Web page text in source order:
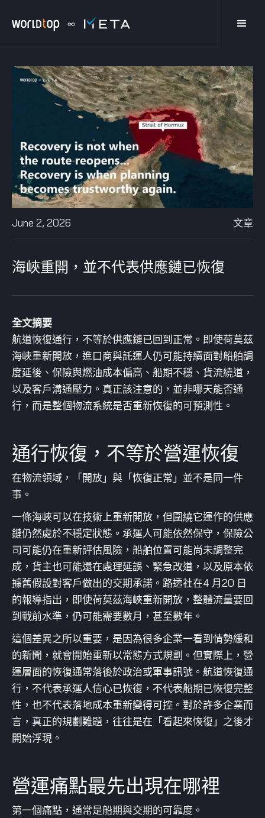
June 2, 2026 文章
海峽重開，並不代表供應鏈已恢復
全文摘要
航道恢復通行，不等於供應鏈已回到正常。即使荷莫茲
海峽重新開放，進口商與託運人仍可能持續面對船舶調
度延後、保險與燃油成本偏高、船期不穩、貨流繞道，
以及客戶溝通壓力。真正該注意的，並非哪天能否通
行，而是整個物流系統是否重新恢復的可預測性。
通行恢復，不等於營運恢復
在物流領域，「開放」與「恢復正常」並不是同一件
事。
一條海峽可以在技術上重新開放，但圍繞它運作的供應
鏈仍然處於不穩定狀態。承運人可能依然保守，保險公
司可能仍在重新評估風險，船舶位置可能尚未調整完
成，貨主也可能還在處理延誤、緊急改道，以及原本依
據舊假設對客戶做出的交期承諾。路透社在4 月20 日
的報導指出，即使荷莫茲海峽重新開放，整體流量要回
到戰前水準，仍可能需要數月，甚至數年。
這個差異之所以重要，是因為很多企業一看到情勢緩和
的新聞，就會開始重新以常態方式規劃。但實際上，營
運層面的恢復通常落後於政治或軍事訊號。航道恢復通
行，不代表承運人信心已恢復，不代表船期已恢復完整
性，也不代表落地成本重新變得可控。對於許多企業而
言，真正的規劃難題，往往是在「看起來恢復」之後才
開始浮現。
營運痛點最先出現在哪裡
第一個痛點，通常是船期與交期的可靠度。